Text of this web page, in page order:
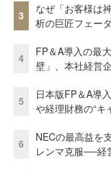
3
なぜ「お客様は
析の巨匠フェー
4
FP＆A導入の最
壁」、本社経営
5
日本版FP＆A導
や経理財務の“キ
6
NECの最高益を
レンマ克服──経